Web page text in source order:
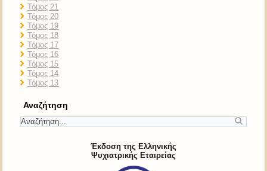
Τόμος 21
Τόμος 20
Τόμος 19
Τόμος 18
Τόμος 17
Τόμος 16
Τόμος 15
Τόμος 14
Τόμος 13
Αναζήτηση
Έκδοση της Ελληνικής
Ψυχιατρικής Εταιρείας